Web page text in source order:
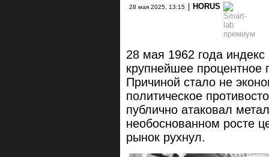
28 мая 2025, 13:15 HORUS
28 мая 1962 года
крупнейшее процентное
Причиной стало не
политическое
публично атаковал
необоснованном росте
рынок рухнул.